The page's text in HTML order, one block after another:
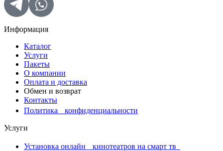
Информация
Каталог
Услуги
Пакеты
О компании
Оплата и доставка
Обмен и возврат
Контакты
Политика конфиденциальности
Услуги
Установка онлайн кинотеатров на смарт тв